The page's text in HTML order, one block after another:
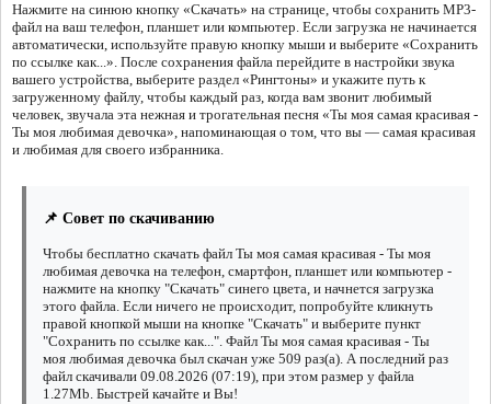
Нажмите на синюю кнопку «Скачать» на странице, чтобы сохранить MP3-
файл на ваш телефон, планшет или компьютер. Если загрузка не начинается
автоматически, используйте правую кнопку мыши и выберите «Сохранить
по ссылке как...». После сохранения файла перейдите в настройки звука
вашего устройства, выберите раздел «Рингтоны» и укажите путь к
загруженному файлу, чтобы каждый раз, когда вам звонит любимый
человек, звучала эта нежная и трогательная песня «Ты моя самая красивая -
Ты моя любимая девочка», напоминающая о том, что вы — самая красивая
и любимая для своего избранника.
📌 Совет по скачиванию
Чтобы бесплатно скачать файл Ты моя самая красивая - Ты моя
любимая девочка на телефон, смартфон, планшет или компьютер -
нажмите на кнопку "Скачать" синего цвета, и начнется загрузка
этого файла. Если ничего не происходит, попробуйте кликнуть
правой кнопкой мыши на кнопке "Скачать" и выберите пункт
"Сохранить по ссылке как...". Файл Ты моя самая красивая - Ты
моя любимая девочка был скачан уже 509 раз(а). А последний раз
файл скачивали 09.08.2026 (07:19), при этом размер у файла
1.27Mb. Быстрей качайте и Вы!